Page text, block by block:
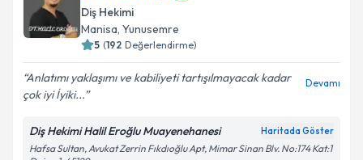
Diş Hekimi
Manisa, Yunusemre
5 (192 Değerlendirme)
Anlatımı yaklaşımı ve kabiliyeti tartışılmayacak kadar
çok iyi İyiki...
Devamı
Diş Hekimi Halil Eroğlu Muayenehanesi Haritada Göster
Hafsa Sultan, Avukat Zerrin Fıkdıoğlu Apt, Mimar Sinan Blv. No:174 Kat:1